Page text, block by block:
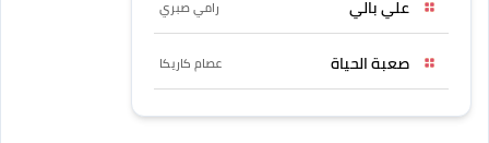
علي بالي رامي صبري
صعبة الحياة عصام كاريكا